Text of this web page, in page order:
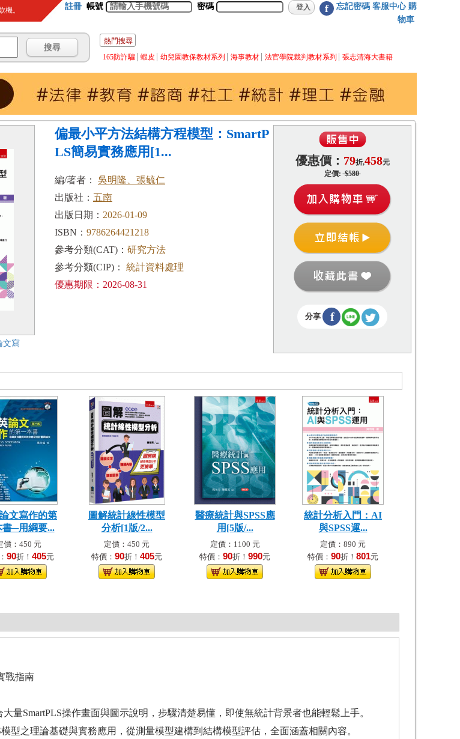
。 註冊 帳號 密碼 f 忘記密碼 客服中心 購
物車
熱門搜尋
165防詐騙
蝦皮 幼兒園教保教材系列 海事教材 法官學院裁判教材系列 張志清海大書籍
文寫
偏最小平方法結構方程模型：SmartP
LS簡易實務應用[1...
編/著者： 吳明隆、張毓仁
出版社： 五南
出版日期： 2026-01-09
ISBN： 9786264421218
參考分類(CAT)： 研究方法
參考分類(CIP)：
統計資料處理
優惠期限：2026-08-31
優惠價： 79折,458元
定價:$580
分享 f
文寫作的第
書─用綱要...
價：450 元
90折！ 405元
圖解統計線性模型
分析[1版/2...
定價：450 元
特價： 90折！ 405元
醫療統計與SPSS應
用[5版/...
定價：1100 元
特價： 90折！ 990元
統計分析入門：AI
與SPSS運...
定價：890 元
特價： 90折！ 801元
戰指南
量SmartPLS操作畫面與圖示說明，步驟清楚易懂，即使無統計背景者也能輕鬆上手。
型之理論基礎與實務應用，從測量模型建構到結構模型評估，全面涵蓋相關內容。